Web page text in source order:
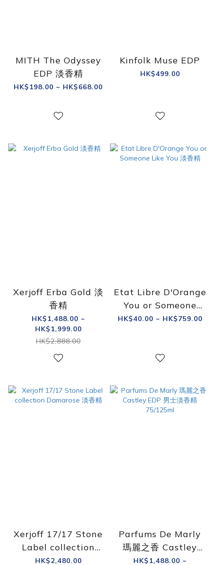
MITH The Odyssey
EDP 淡香精
HK$198.00 ~ HK$668.00
Kinfolk Muse EDP
HK$499.00
Xerjoff Erba Gold 淡
香精
HK$1,488.00 ~
HK$1,999.00
HK$2,888.00
Etat Libre D'Orange
You or Someone
Like You 淡香精
HK$40.00 ~ HK$759.00
Xerjoff 17/17 Stone
Label collection
Damarose 淡香精
HK$2,480.00
Parfums De Marly
瑪麗之香 Castley
EDP 男士淡香精
HK$1,488.00 ~